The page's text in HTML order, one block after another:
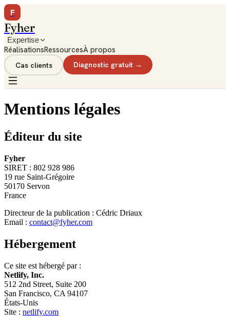
F
Fyher
Expertise
RéalisationsRessourcesÀ propos
Cas clients Diagnostic gratuit →
Mentions légales
Éditeur du site
Fyher
SIRET : 802 928 986
19 rue Saint-Grégoire
50170 Servon
France
Directeur de la publication : Cédric Driaux
Email : contact@fyher.com
Hébergement
Ce site est hébergé par :
Netlify, Inc.
512 2nd Street, Suite 200
San Francisco, CA 94107
États-Unis
Site : netlify.com